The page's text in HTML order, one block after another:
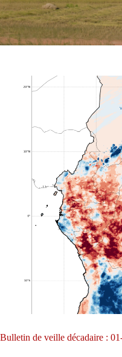
Bulletin de veille décadaire :